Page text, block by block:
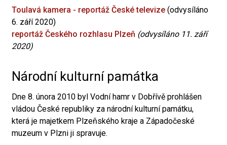
Toulavá kamera - reportáž České televize (odvysíláno
6. září 2020)
reportáž Českého rozhlasu Plzeň (odvysíláno 11. září
2020)
Národní kulturní památka
Dne 8. února 2010 byl Vodní hamr v Dobřívě prohlášen
vládou České republiky za národní kulturní památku,
která je majetkem Plzeňského kraje a Západočeské
muzeum v Plzni ji spravuje.